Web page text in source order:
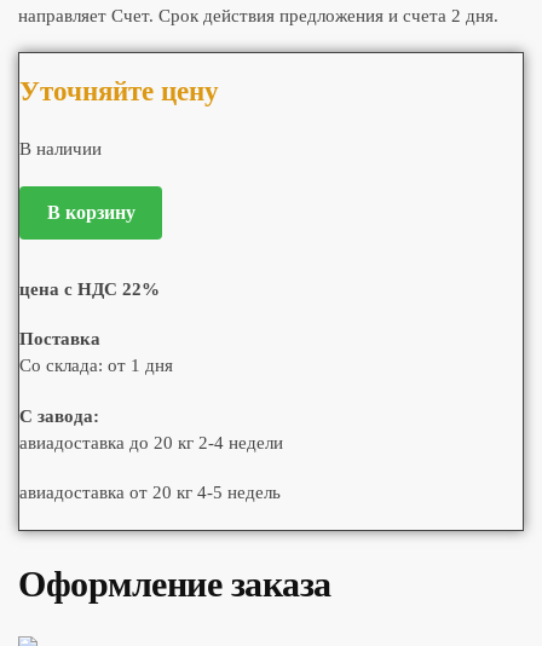
направляет Счет. Срок действия предложения и счета 2 дня.
Уточняйте цену
В наличии
В корзину
цена с НДС 22%
Поставка
Со склада: от 1 дня
С завода:
авиадоставка до 20 кг 2-4 недели
авиадоставка от 20 кг 4-5 недель
Оформление заказа